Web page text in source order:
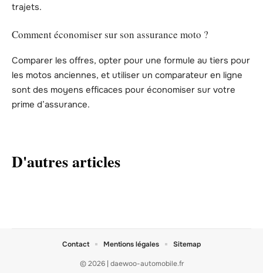
trajets.
Comment économiser sur son assurance moto ?
Comparer les offres, opter pour une formule au tiers pour
les motos anciennes, et utiliser un comparateur en ligne
sont des moyens efficaces pour économiser sur votre
prime d’assurance.
D'autres articles
© 2026 | daewoo-automobile.fr
Contact Mentions légales Sitemap